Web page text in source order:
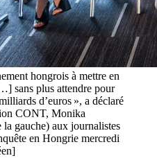
hongrois à mettre en
sans plus attendre pour
d’euros », a déclaré
CONT, Monika
gauche) aux journalistes
en Hongrie mercredi